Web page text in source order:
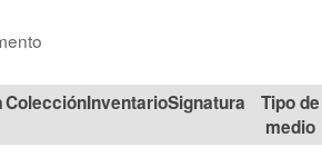
Colección Signatura
Tipo de
medio